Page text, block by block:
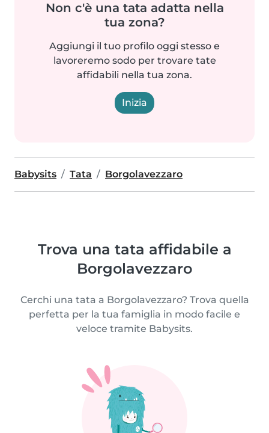
Non c'è una tata adatta nella
tua zona?
Aggiungi il tuo profilo oggi stesso e
lavoreremo sodo per trovare tate
affidabili nella tua zona.
Inizia
Babysits Tata Borgolavezzaro
Trova una tata affidabile a
Borgolavezzaro
Cerchi una tata a Borgolavezzaro? Trova quella
perfetta per la tua famiglia in modo facile e
veloce tramite Babysits.